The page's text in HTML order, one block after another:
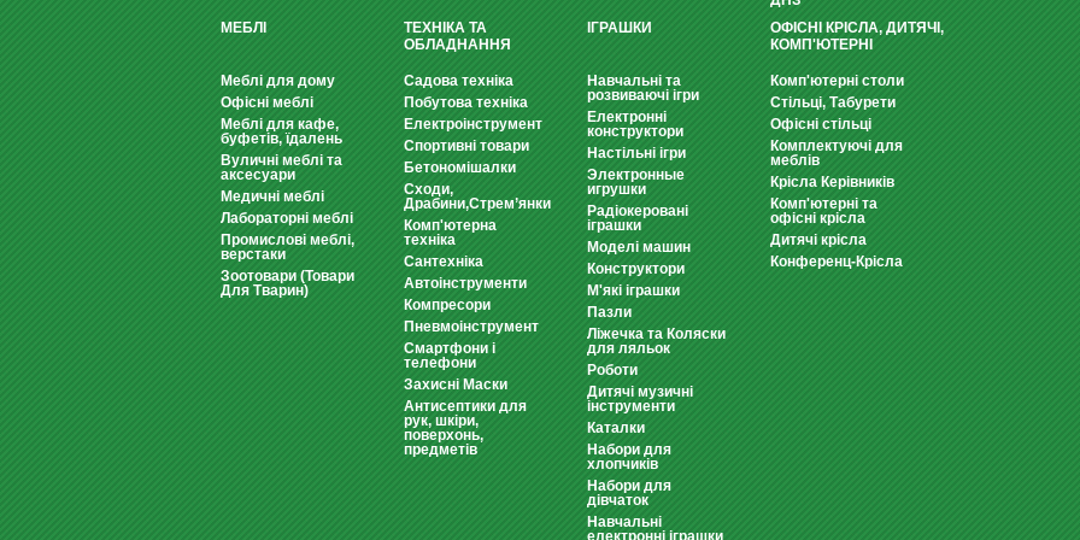
МЕБЛІ
Меблі для дому
Офісні меблі
Меблі для кафе,
буфетів, їдалень
Вуличні меблі та
аксесуари
Медичні меблі
Лабораторні меблі
Промислові меблі,
верстаки
Зоотовари (Товари
Для Тварин)
ТЕХНІКА ТА
ОБЛАДНАННЯ
Садова техніка
Побутова техніка
Електроінструмент
Спортивні товари
Бетономішалки
Сходи,
Драбини,Стрем’янки
Комп'ютерна
техніка
Сантехніка
Автоінструменти
Компресори
Пневмоінструмент
Смартфони і
телефони
Захисні Маски
Антисептики для
рук, шкіри,
поверхонь,
предметів
ІГРАШКИ
Навчальні та
розвиваючі ігри
Електронні
конструктори
Настільні ігри
Электронные
игрушки
Радіокеровані
іграшки
Моделі машин
Конструктори
М'які іграшки
Пазли
Ліжечка та Коляски
для ляльок
Роботи
Дитячі музичні
інструменти
Каталки
Набори для
хлопчиків
Набори для
дівчаток
Навчальні
електронні іграшки
ОФІСНІ КРІСЛА, ДИТЯЧІ,
КОМП'ЮТЕРНІ
Комп'ютерні столи
Стільці, Табурети
Офісні стільці
Комплектуючі для
меблів
Крісла Керівників
Комп'ютерні та
офісні крісла
Дитячі крісла
Конференц-Крісла